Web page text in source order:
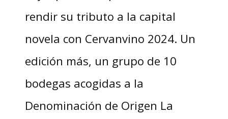
rendir su tributo a la capital
novela con Cervanvino 2024. Un
edición más, un grupo de 10
bodegas acogidas a la
Denominación de Origen La